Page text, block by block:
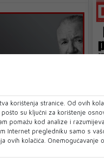
PRIZNANJA ZA
GLUMAČKU KARIJERU
dobitnik
Srca Sarajeva
Film Festivala
korištenja stranice. Od ovih
su ključni za korištenje
pomažu kod analize i
Internet pregledniku samo s
ovih kolačića. Onemogućavanje